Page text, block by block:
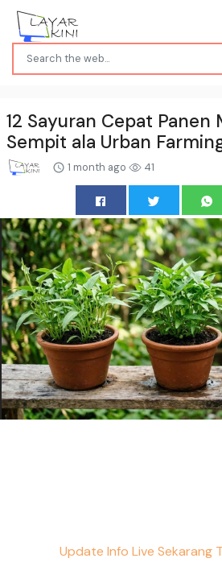
12 Sayuran Cepat Panen
Sempit ala Urban
1 month ago 41
Update Info Live Sekarang